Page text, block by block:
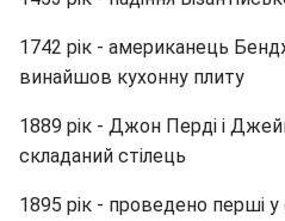
1742 рік - американець
винайшов кухонну плиту
1889 рік - Джон Перді і
складаний стілець
1895 рік - проведено перші у